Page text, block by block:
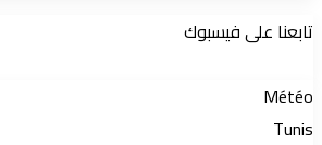
تابعنا على فيسبوك
Météo
Tunis